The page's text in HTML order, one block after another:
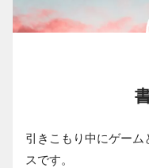
引きこもり中にゲーム
スです。